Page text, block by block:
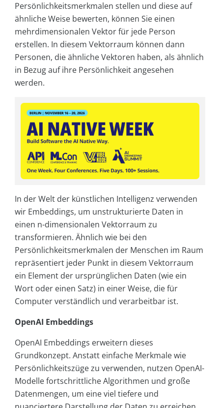
Persönlichkeitsmerkmalen stellen und diese auf
ähnliche Weise bewerten, können Sie einen
mehrdimensionalen Vektor für jede Person
erstellen. In diesem Vektorraum können dann
Personen, die ähnliche Vektoren haben, als ähnlich
in Bezug auf ihre Persönlichkeit angesehen
werden.
In der Welt der künstlichen Intelligenz verwenden
wir Embeddings, um unstrukturierte Daten in
einen n-dimensionalen Vektorraum zu
transformieren. Ähnlich wie bei den
Persönlichkeitsmerkmalen der Menschen im Raum
repräsentiert jeder Punkt in diesem Vektorraum
ein Element der ursprünglichen Daten (wie ein
Wort oder einen Satz) in einer Weise, die für
Computer verständlich und verarbeitbar ist.
OpenAI Embeddings
OpenAI Embeddings erweitern dieses
Grundkonzept. Anstatt einfache Merkmale wie
Persönlichkeitszüge zu verwenden, nutzen OpenAI-
Modelle fortschrittliche Algorithmen und große
Datenmengen, um eine viel tiefere und